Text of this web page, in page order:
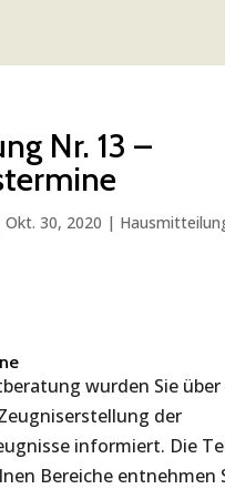
Nr. 13 –
Okt. 30, 2020 |
wurden Sie über
der
informiert. Die
Bereiche entnehmen